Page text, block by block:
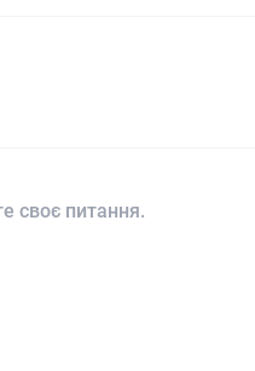
своє питання.